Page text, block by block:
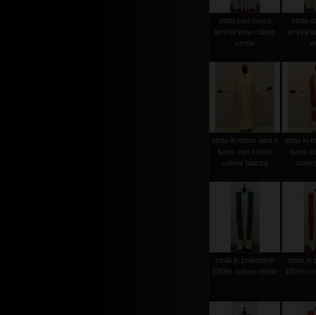
stola con croce
terytal lana colore
verde
stola
terytal
stola in misto lana e
lurex con croce
colore bianca
stola in
lurex
stola in poliestere
100% colore verde
stola in
100%